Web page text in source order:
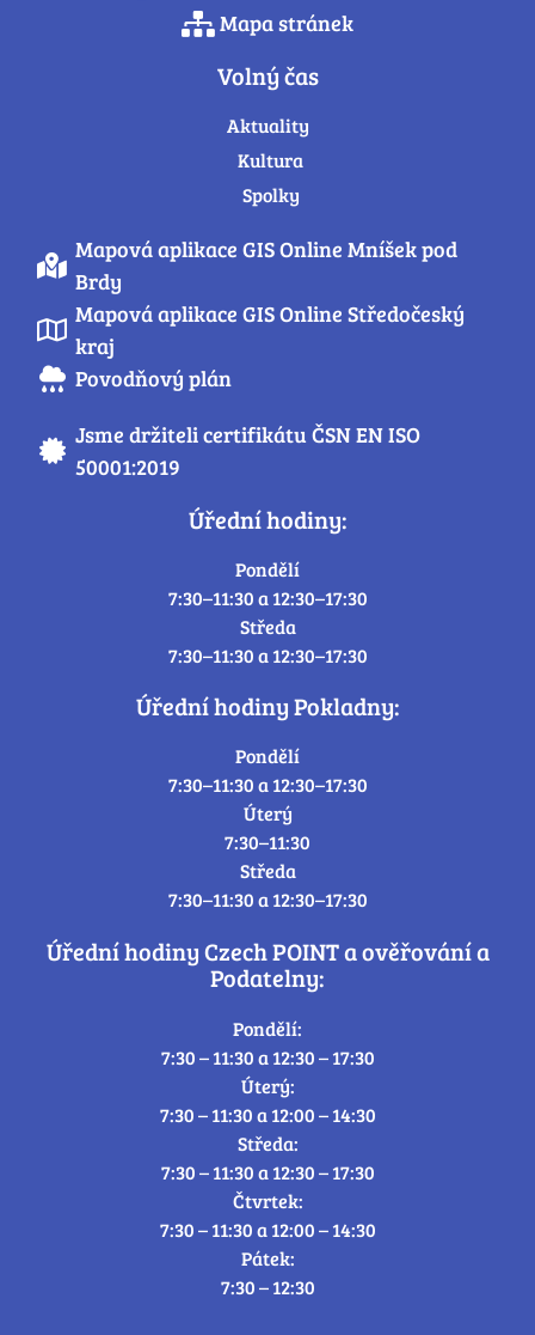
Mapa stránek
Volný čas
Aktuality
Kultura
Spolky
Mapová aplikace GIS Online Mníšek pod
Brdy
Mapová aplikace GIS Online Středočeský
kraj
Povodňový plán
Jsme držiteli certifikátu ČSN EN ISO
50001:2019
Úřední hodiny:
Pondělí
7:30–11:30 a 12:30–17:30
Středa
7:30–11:30 a 12:30–17:30
Úřední hodiny Pokladny:
Pondělí
7:30–11:30 a 12:30–17:30
Úterý
7:30–11:30
Středa
7:30–11:30 a 12:30–17:30
Úřední hodiny Czech POINT a ověřování a
Podatelny:
Pondělí:
7:30 – 11:30 a 12:30 – 17:30
Úterý:
7:30 – 11:30 a 12:00 – 14:30
Středa:
7:30 – 11:30 a 12:30 – 17:30
Čtvrtek:
7:30 – 11:30 a 12:00 – 14:30
Pátek:
7:30 – 12:30